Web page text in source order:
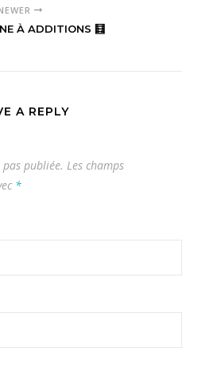
À ADDITIONS 🧮
A REPLY
publiée. Les champs
*